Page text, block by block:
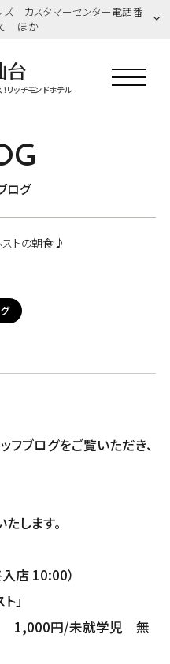
ズ カスタマーセンター電話番
ほか
リッチモンドホテル
ログ
ストの朝食♪
フブログをご覧いただき、
します。
店 10:00）
」
1,000円/未就学児 無